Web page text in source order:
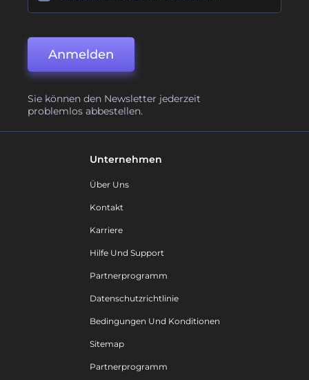
Anmelden
Sie können den Newsletter jederzeit
problemlos abbestellen.
Unternehmen
Über Uns
Kontakt
Karriere
Hilfe Und Support
Partnerprogramm
Datenschutzrichtlinie
Bedingungen Und Konditionen
Sitemap
Partnerprogramm